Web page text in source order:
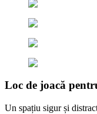
Loc de joacă
Un spațiu sigur și